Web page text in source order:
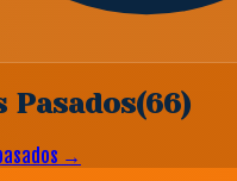
Pasados(66)
→